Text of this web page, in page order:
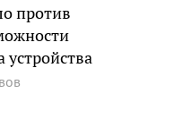
против
устройства